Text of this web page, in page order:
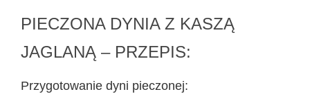
PIECZONA DYNIA Z KASZĄ
JAGLANĄ – PRZEPIS:
Przygotowanie dyni pieczonej: